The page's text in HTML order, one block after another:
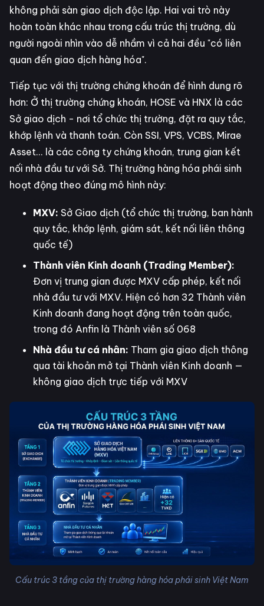
không phải sàn giao dịch độc lập. Hai vai trò này
hoàn toàn khác nhau trong cấu trúc thị trường, dù
người ngoài nhìn vào dễ nhầm vì cả hai đều "có liên
quan đến giao dịch hàng hóa".
Tiếp tục với thị trường chứng khoán để hình dung rõ
hơn: Ở thị trường chứng khoán, HOSE và HNX là các
Sở giao dịch - nơi tổ chức thị trường, đặt ra quy tắc,
khớp lệnh và thanh toán. Còn SSI, VPS, VCBS, Mirae
Asset... là các công ty chứng khoán, trung gian kết
nối nhà đầu tư với Sở. Thị trường hàng hóa phái sinh
hoạt động theo đúng mô hình này:
MXV: Sở Giao dịch (tổ chức thị trường, ban hành
quy tắc, khớp lệnh, giám sát, kết nối liên thông
quốc tế)
Thành viên Kinh doanh (Trading Member):
Đơn vị trung gian được MXV cấp phép, kết nối
nhà đầu tư với MXV. Hiện có hơn 32 Thành viên
Kinh doanh đang hoạt động trên toàn quốc,
trong đó Anfin là Thành viên số 068
Nhà đầu tư cá nhân: Tham gia giao dịch thông
qua tài khoản mở tại Thành viên Kinh doanh —
không giao dịch trực tiếp với MXV
Cấu trúc 3 tầng của thị trường hàng hóa phái sinh Việt Nam